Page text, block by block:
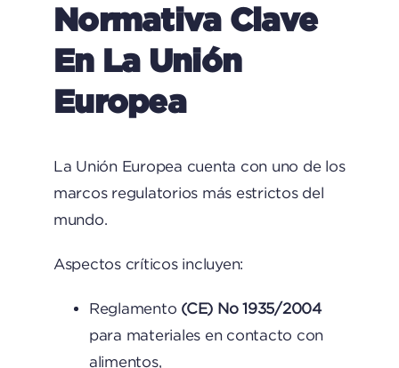
Normativa Clave
En La Unión
Europea
La Unión Europea cuenta con uno de los
marcos regulatorios más estrictos del
mundo.
Aspectos críticos incluyen:
Reglamento (CE) No 1935/2004
para materiales en contacto con
alimentos,